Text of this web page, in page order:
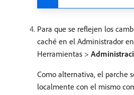
Para que se reflejen los
caché en el Administrador en
Herramientas >
Como alternativa, el parche
localmente con el mismo